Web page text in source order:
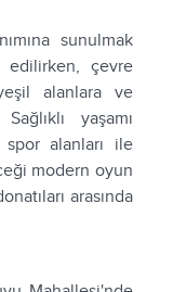
sunulmak
edilirken, çevre
alanlara ve
yaşamı
spor alanları ile
modern oyun
arasında